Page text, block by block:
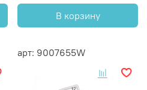
В корзину
арт: 9007655W